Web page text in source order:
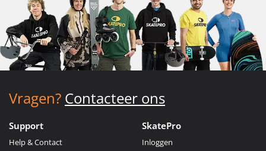
Vragen? Contacteer ons
Support
Help & Contact
SkatePro
Inloggen